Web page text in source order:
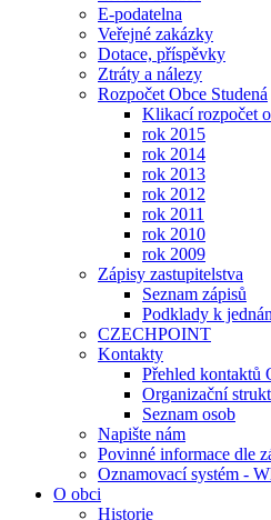
E-podatelna
Veřejné zakázky
Dotace, příspěvky
Ztráty a nálezy
Rozpočet Obce Studená
Klikací rozpočet
rok 2015
rok 2014
rok 2013
rok 2012
rok 2011
rok 2010
rok 2009
Zápisy zastupitelstva
Seznam zápisů
Podklady k
CZECHPOINT
Kontakty
Přehled kontaktů
Organizační
Seznam osob
Napište nám
Povinné informace dle
Oznamovací systém -
O obci
Historie